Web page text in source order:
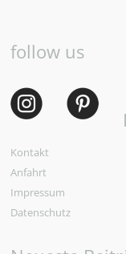
follow us
Kontakt
Anfahrt
Impressum
Datenschutz